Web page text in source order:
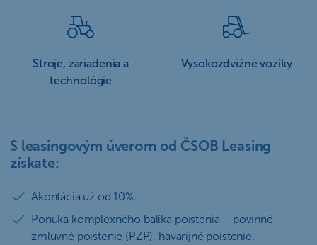
Stroje, zariadenia a
technológie
Vysokozdvižné vozíky
S leasingovým úverom od ČSOB Leasing
získate:
Akontácia už od 10%.
Ponuka komplexného balíka poistenia – povinné
zmluvné poistenie (PZP), havarijné poistenie,